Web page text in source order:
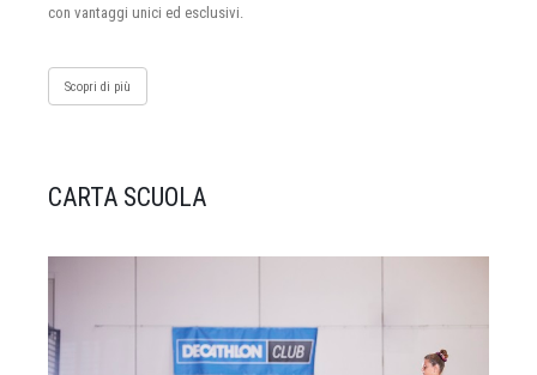
con vantaggi unici ed esclusivi.
Scopri di più
CARTA SCUOLA